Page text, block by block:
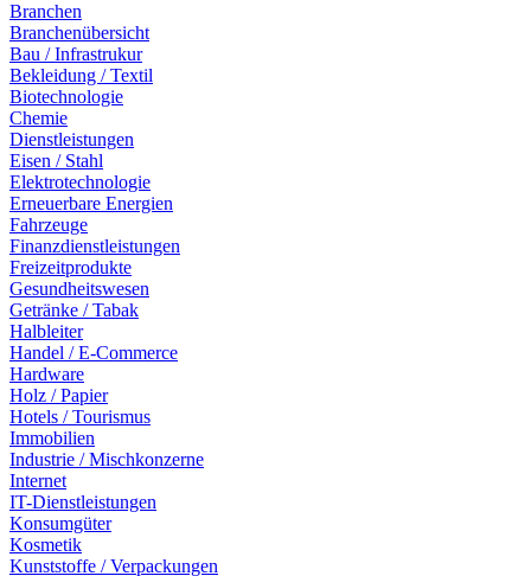
Branchen
Branchenübersicht
Bau / Infrastrukur
Bekleidung / Textil
Biotechnologie
Chemie
Dienstleistungen
Eisen / Stahl
Elektrotechnologie
Erneuerbare Energien
Fahrzeuge
Finanzdienstleistungen
Freizeitprodukte
Gesundheitswesen
Getränke / Tabak
Halbleiter
Handel / E-Commerce
Hardware
Holz / Papier
Hotels / Tourismus
Immobilien
Industrie / Mischkonzerne
Internet
IT-Dienstleistungen
Konsumgüter
Kosmetik
Kunststoffe / Verpackungen